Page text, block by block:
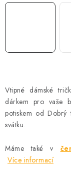
Vtipné dámské
dárkem pro vaše
potiskem od
svátku.
Máme také v
Více informací